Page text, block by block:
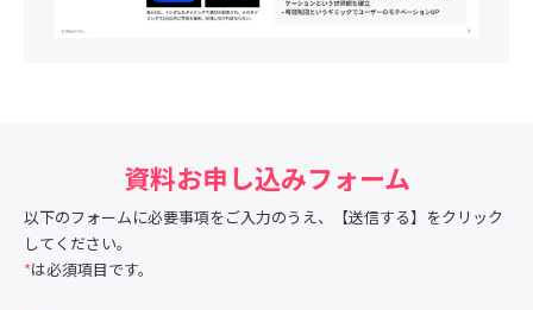
資料お申し込みフォーム
以下のフォームに必要事項をご入力のうえ、【送信する】をクリック
してください。
*は必須項目です。